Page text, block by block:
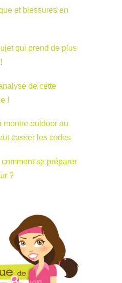
et blessures en
qui prend de plus
de cette
!
montre outdoor au
casser les codes
se préparer
?